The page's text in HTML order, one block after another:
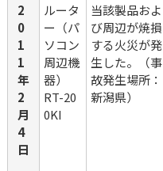
2
0
1
1
年
2
月
4
日
ルータ
ー（パ
ソコン
周辺機
器）
RT-20
0KI
当該製品およ
び周辺が焼損
する火災が発
生した。（事
故発生場所：
新潟県）